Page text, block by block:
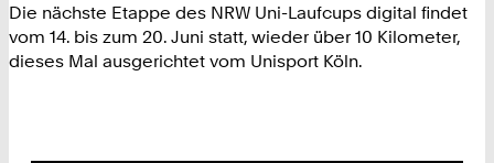
Die nächste Etappe des NRW Uni-Laufcups digital findet
vom 14. bis zum 20. Juni statt, wieder über 10 Kilometer,
dieses Mal ausgerichtet vom Unisport Köln.